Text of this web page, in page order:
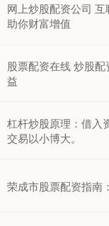
网上炒股配资公司 互
助你财富增值
股票配资在线 炒股
益
杠杆炒股原理：借入
交易以小博大。
荣成市股票配资指南